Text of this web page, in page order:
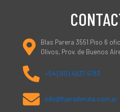
Blas Parera 3551 Piso 6
Olivos, Prov. de Buenos
+54 [911] 4937 4783
info@fueraderuta.com.ar